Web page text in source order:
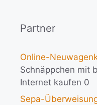
Partner
Online-
Schnäppchen mit
Internet kaufen 0
Sepa-